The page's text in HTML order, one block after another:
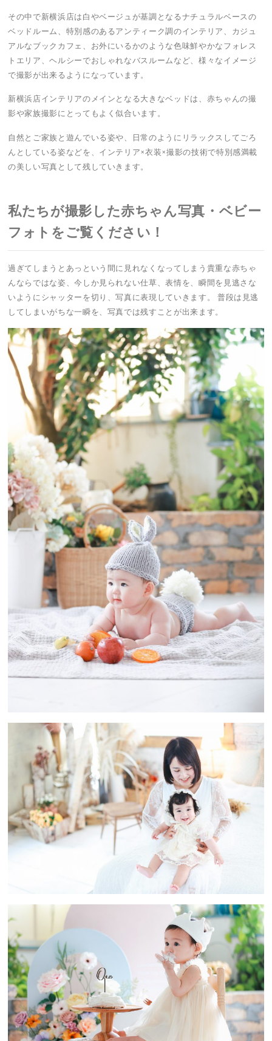
その中で新横浜店は白やベージュが基調となるナチュラルベースの
ベッドルーム、特別感のあるアンティーク調のインテリア、カジュ
アルなブックカフェ、お外にいるかのような色味鮮やかなフォレス
トエリア、ヘルシーでおしゃれなバスルームなど、様々なイメージ
で撮影が出来るようになっています。
新横浜店インテリアのメインとなる大きなベッドは、赤ちゃんの撮
影や家族撮影にとってもよく似合います。
自然とご家族と遊んでいる姿や、日常のようにリラックスしてごろ
んとしている姿などを、インテリア×衣装×撮影の技術で特別感満載
の美しい写真として残していきます。
私たちが撮影した赤ちゃん写真・ベビー
フォトをご覧ください！
過ぎてしまうとあっという間に見れなくなってしまう貴重な赤ちゃ
んならではな姿、今しか見られない仕草、表情を、瞬間を見逃さな
いようにシャッターを切り、写真に表現していきます。 普段は見逃
してしまいがちな一瞬を、写真では残すことが出来ます。